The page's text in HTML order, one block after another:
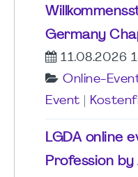
Germany
11.08.2026
Online-
Event
LGDA online
Profession by